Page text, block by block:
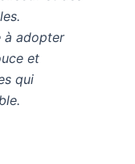
à adopter
et
qui